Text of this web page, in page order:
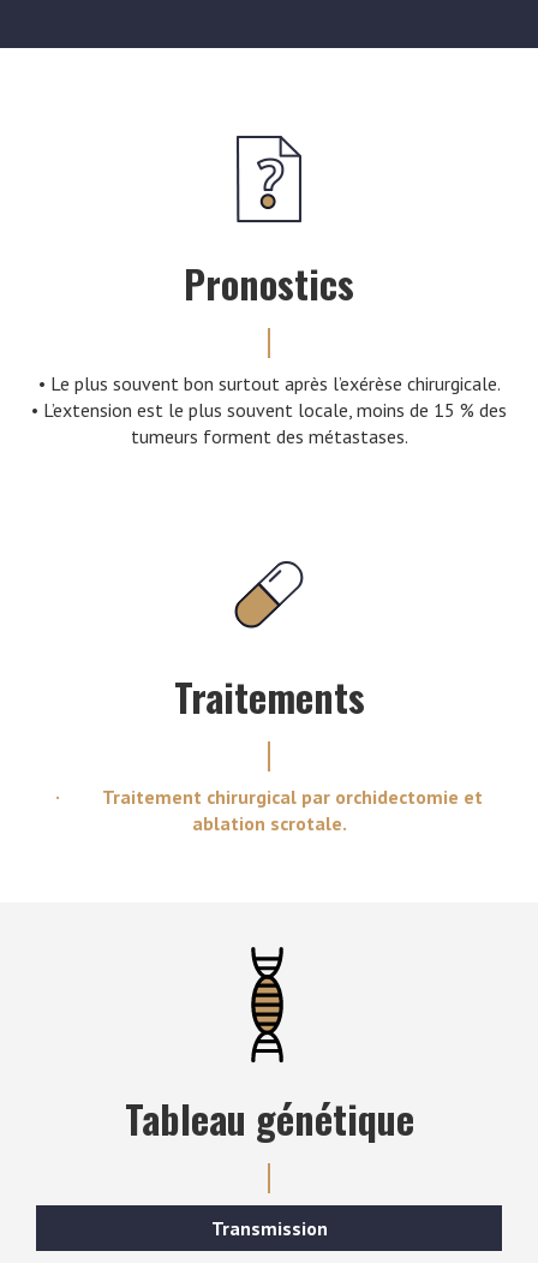
Pronostics
• Le plus souvent bon surtout après l’exérèse chirurgicale.
• L’extension est le plus souvent locale, moins de 15 % des
tumeurs forment des métastases.
Traitements
· Traitement chirurgical par orchidectomie et
ablation scrotale.
Tableau génétique
Transmission